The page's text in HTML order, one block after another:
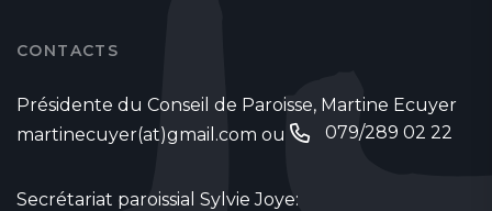
CONTACTS
Présidente du Conseil de Paroisse, Martine Ecuyer
martinecuyer(at)gmail.com ou 079/289 02 22
Secrétariat paroissial Sylvie Joye: